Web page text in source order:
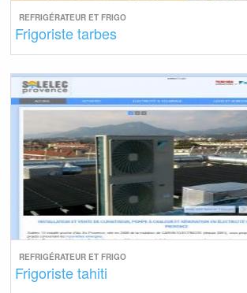
REFRIGÉRATEUR ET FRIGO
Frigoriste tarbes
REFRIGÉRATEUR ET FRIGO
Frigoriste tahiti